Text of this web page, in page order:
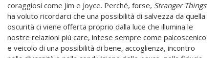
coraggiosi come Jim e Joyce. Perché, forse, Stranger Things
ha voluto ricordarci che una possibilità di salvezza da quella
oscurità ci viene offerta proprio dalla luce che illumina le
nostre relazioni più care, intese sempre come palcoscenico
e veicolo di una possibilità di bene, accoglienza, incontro